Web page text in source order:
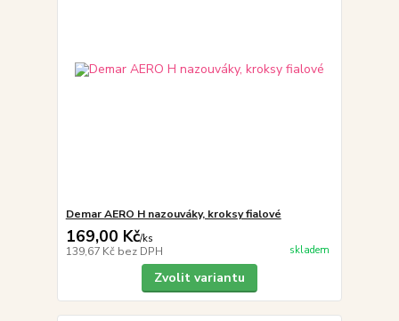
Demar AERO H nazouváky, kroksy fialové
169,00 Kč/ks
139,67 Kč bez DPH skladem
Zvolit variantu